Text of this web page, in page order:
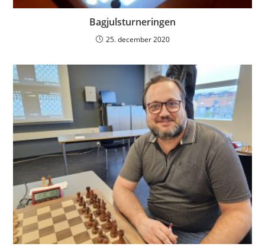
Bagjulsturneringen
25. december 2020